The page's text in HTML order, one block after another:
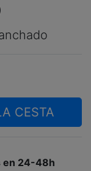
CESTA
en 24-48h